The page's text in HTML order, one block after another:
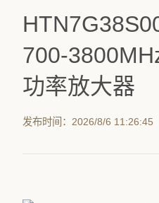
700-
功率放大器
发布时间：2026/8/6 11:26:45